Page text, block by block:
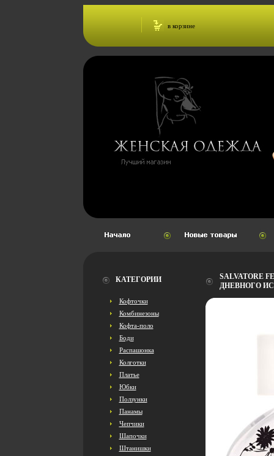
в корзине
КАТЕГОРИИ
Кофточки
Комбинезоны
Кофта-поло
Боди
Распашонка
Колготки
Платье
Юбки
Ползунки
Панамы
Чепчики
Шапочки
Штанишки
SALVATORE
ДНЕВНОГО